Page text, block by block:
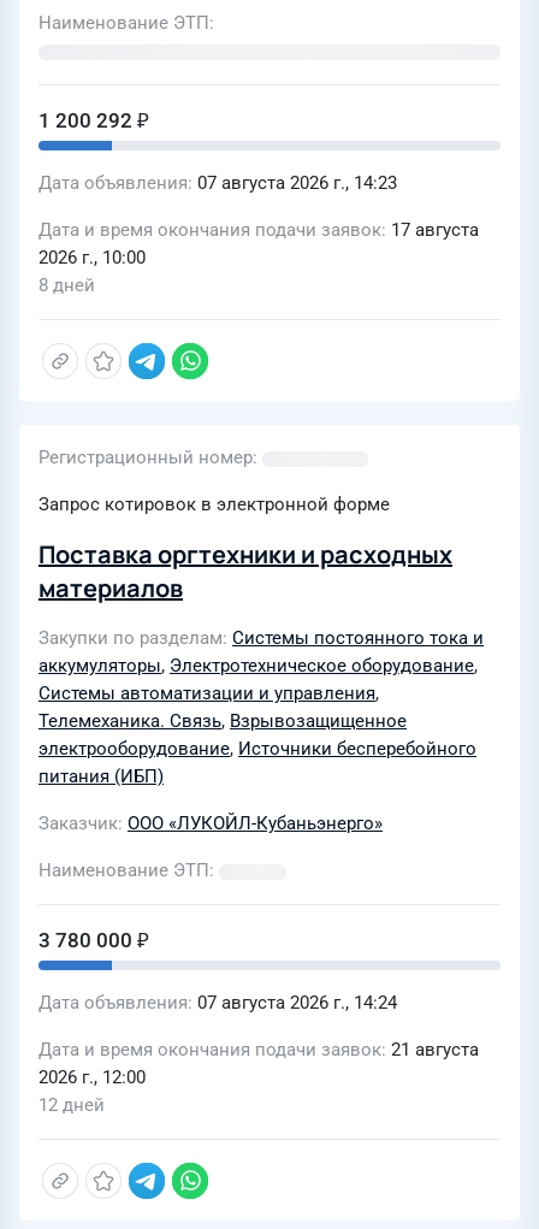
Наименование ЭТП
1 200 292 ₽
Дата объявления 07 августа 2026 г., 14:23
Дата и время окончания подачи заявок 17 августа
2026 г., 10:00
8 дней
Регистрационный номер
Запрос котировок в электронной форме
Поставка оргтехники и расходных
материалов
Закупки по разделам Системы постоянного тока и
аккумуляторы, Электротехническое оборудование,
Системы автоматизации и управления,
Телемеханика. Связь, Взрывозащищенное
электрооборудование, Источники бесперебойного
питания (ИБП)
Заказчик ООО «ЛУКОЙЛ-Кубаньэнерго»
Наименование ЭТП
3 780 000 ₽
Дата объявления 07 августа 2026 г., 14:24
Дата и время окончания подачи заявок 21 августа
2026 г., 12:00
12 дней